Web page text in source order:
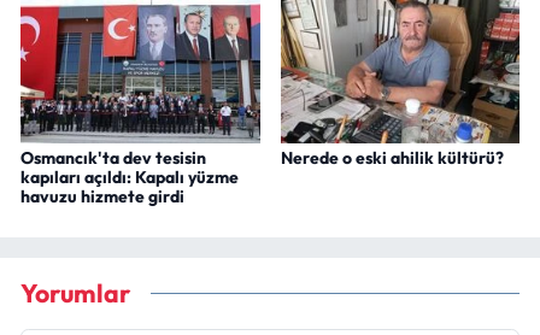
Osmancık'ta dev tesisin
kapıları açıldı: Kapalı yüzme
havuzu hizmete girdi
Nerede o eski ahilik kültürü?
Yorumlar